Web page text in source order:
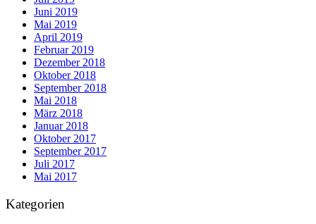
Juni 2019
Mai 2019
April 2019
Februar 2019
Dezember 2018
Oktober 2018
September 2018
Mai 2018
März 2018
Januar 2018
Oktober 2017
September 2017
Juli 2017
Mai 2017
Kategorien